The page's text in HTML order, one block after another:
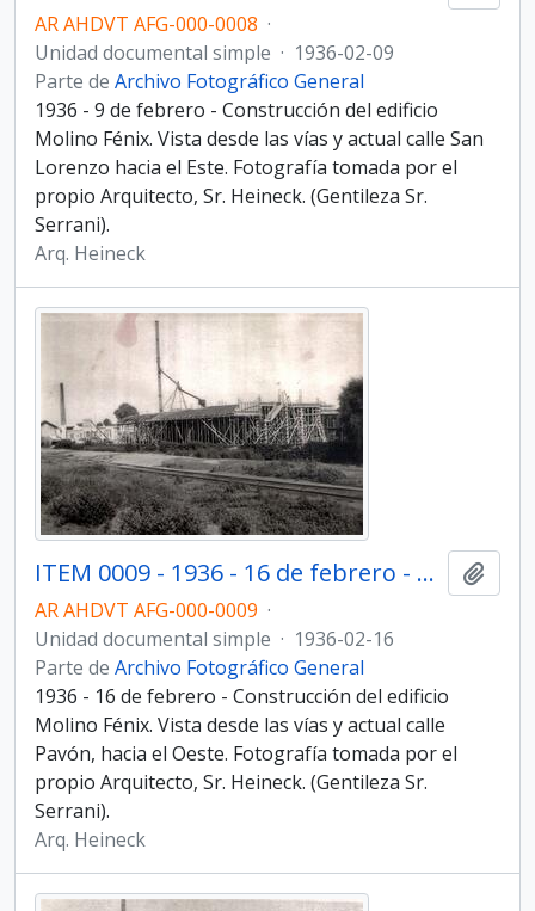
AR AHDVT AFG-000-0008 ·
Unidad documental simple · 1936-02-09
Parte de Archivo Fotográfico General
1936 - 9 de febrero - Construcción del edificio
Molino Fénix. Vista desde las vías y actual calle San
Lorenzo hacia el Este. Fotografía tomada por el
propio Arquitecto, Sr. Heineck. (Gentileza Sr.
Serrani).
Arq. Heineck
ITEM 0009 - 1936 - 16 de febrero - Construcción del edificio Molino Fénix.
AR AHDVT AFG-000-0009 ·
Unidad documental simple · 1936-02-16
Parte de Archivo Fotográfico General
1936 - 16 de febrero - Construcción del edificio
Molino Fénix. Vista desde las vías y actual calle
Pavón, hacia el Oeste. Fotografía tomada por el
propio Arquitecto, Sr. Heineck. (Gentileza Sr.
Serrani).
Arq. Heineck